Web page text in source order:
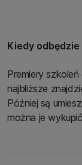
Kiedy
Premiery
najbliższe
Później są
można je